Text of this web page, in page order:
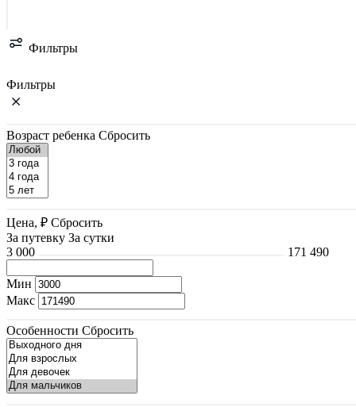
Фильтры
Фильтры
Возраст ребенка Сбросить
Цена, ₽ Сбросить
За путевку За сутки
3 000
171 490
Мин
Макс
Особенности Сбросить